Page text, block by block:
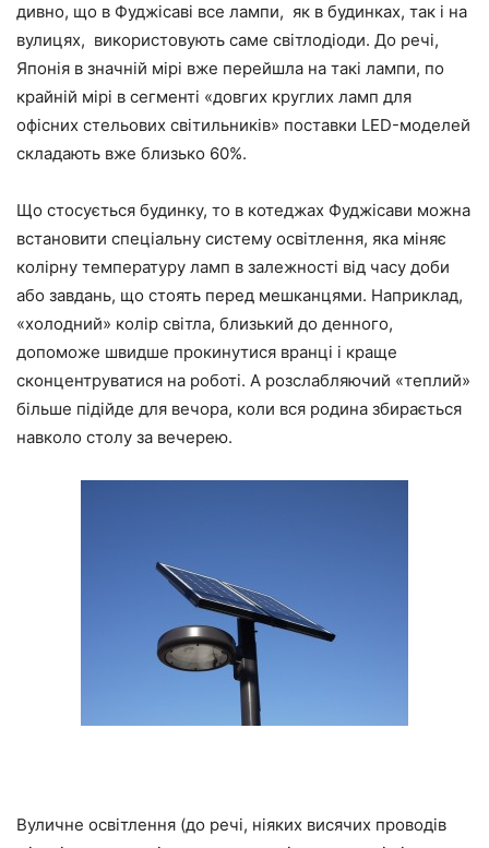
дивно, що в Фуджісаві все лампи, як в будинках, так і на
вулицях, використовують саме світлодіоди. До речі,
Японія в значній мірі вже перейшла на такі лампи, по
крайній мірі в сегменті «довгих круглих ламп для
офісних стельових світильників» поставки LED-моделей
складають вже близько 60%.
Що стосується будинку, то в котеджах Фуджісави можна
встановити спеціальну систему освітлення, яка міняє
колірну температуру ламп в залежності від часу доби
або завдань, що стоять перед мешканцями. Наприклад,
«холодний» колір світла, близький до денного,
допоможе швидше прокинутися вранці і краще
сконцентруватися на роботі. А розслабляючий «теплий»
більше підійде для вечора, коли вся родина збирається
навколо столу за вечерею.
Вуличне освітлення (до речі, ніяких висячих проводів